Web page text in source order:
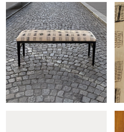
Conic Fenêtre sur cour